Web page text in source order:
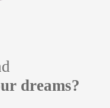
dreams?